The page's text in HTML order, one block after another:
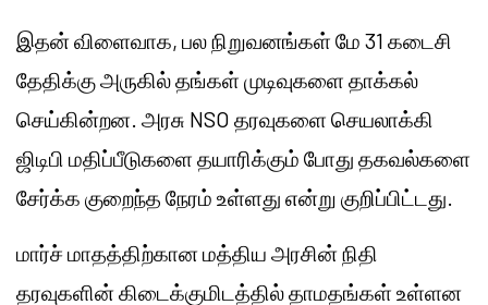
இதன் விளைவாக, பல நிறுவனங்கள் மே 31 கடைசி
தேதிக்கு அருகில் தங்கள் முடிவுகளை தாக்கல்
செய்கின்றன. அரசு NSO தரவுகளை செயலாக்கி
ஜிடிபி மதிப்பீடுகளை தயாரிக்கும் போது தகவல்களை
சேர்க்க குறைந்த நேரம் உள்ளது என்று குறிப்பிட்டது.
மார்ச் மாதத்திற்கான மத்திய அரசின் நிதி
தரவுகளின் கிடைக்குமிடத்தில் தாமதங்கள் உள்ளன